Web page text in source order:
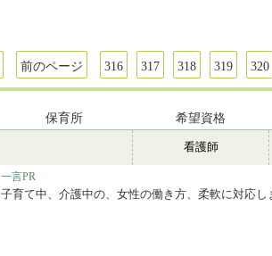
前のページ 316 317 318 319 320
保育所 希望資格
看護師
一言PR
子育て中、介護中の、女性の働き方、柔軟に対応し